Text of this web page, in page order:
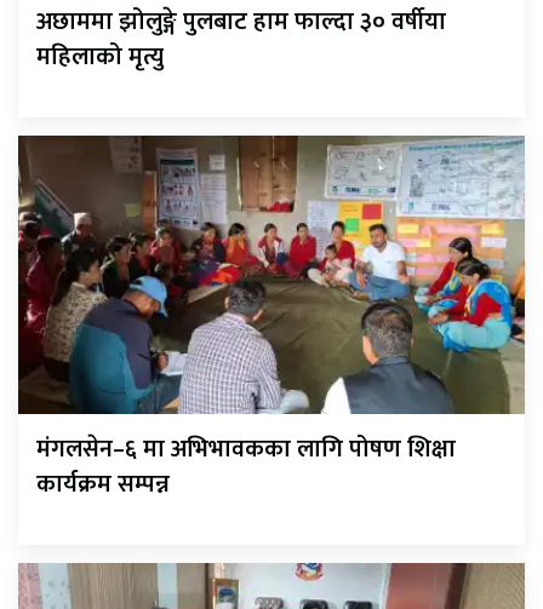
अछाममा झोलुङ्गे पुलबाट हाम फाल्दा ३० वर्षीया
महिलाको मृत्यु
मंगलसेन–६ मा अभिभावकका लागि पोषण शिक्षा
कार्यक्रम सम्पन्न